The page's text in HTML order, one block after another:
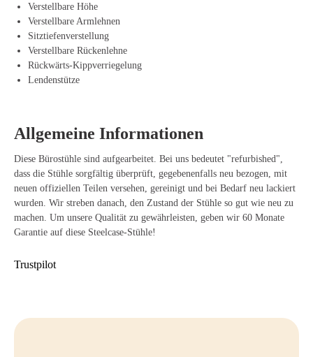
Darüber hinaus ist der Amia mit einer verstellbaren Lendenstütze und
einer verstellbaren Sitzfläche ausgestattet, sodass du den Stuhl einfach
auf deine Körpergröße und persönlichen Vorlieben abstimmen kannst.
Die komfortable Rückenlehne nutzt flexible Materialien, die sich
mühelos mit deinen Bewegungen mitbewegen, um eine gesunde
optimal entlastet.
Vorteile des Bürostuhls Steelcase Amia
Verstellbare Armlehnen, die sich einfach an deinen Körper und deine
Arbeitshaltung anpassen.
LiveLumbar-Technologie, die dynamische Unterstützung bei jeder
Langlebige Materialien, die lange halten und die Umwelt schonen.
Stilvolles Design, das jedem Arbeitsplatz ein professionelles Aussehen
Verstellbare Höhe
Verstellbare Armlehnen
Sitztiefenverstellung
Verstellbare Rückenlehne
Rückwärts-Kippverriegelung
Lendenstütze
Allgemeine Informationen
Diese Bürostühle sind aufgearbeitet. Bei uns bedeutet "refurbished",
dass die Stühle sorgfältig überprüft, gegebenenfalls neu bezogen, mit
neuen offiziellen Teilen versehen, gereinigt und bei Bedarf neu lackiert
wurden. Wir streben danach, den Zustand der Stühle so gut wie neu zu
machen. Um unsere Qualität zu gewährleisten, geben wir 60 Monate
Garantie auf diese Steelcase-Stühle!
Trustpilot